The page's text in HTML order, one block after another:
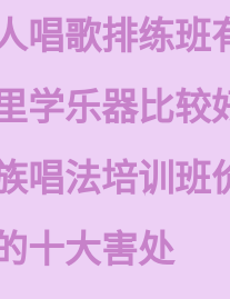
唱歌排练班
学乐器比较
唱法培训班
十大害处